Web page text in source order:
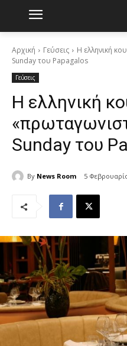
Αρχική Γεύσεις
Η ελληνική
Sunday του Papagalos
Γεύσεις
Η ελληνική
Sunday του
By News Room 5